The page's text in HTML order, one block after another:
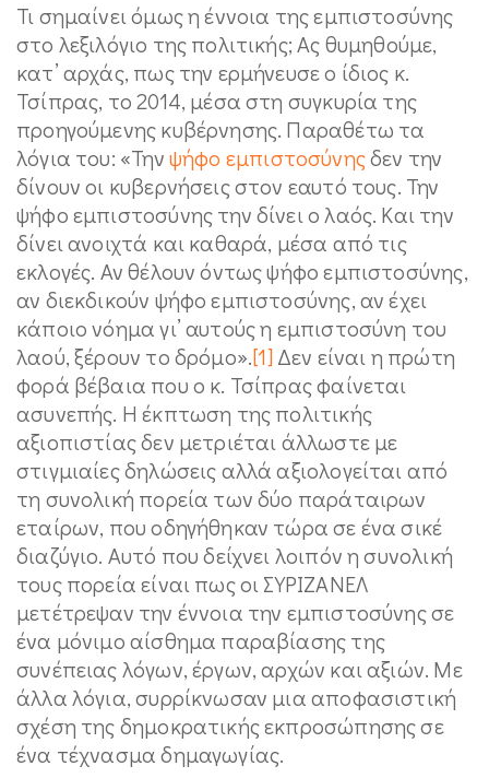
Τι σημαίνει όμως η έννοια της εμπιστοσύνης
στο λεξιλόγιο της πολιτικής; Ας θυμηθούμε,
κατ’ αρχάς, πως την ερμήνευσε ο ίδιος κ.
Τσίπρας, το 2014, μέσα στη συγκυρία της
προηγούμενης κυβέρνησης. Παραθέτω τα
λόγια του: «Τηνψήφο εμπιστοσύνηςδεν την
δίνουν οι κυβερνήσεις στον εαυτό τους. Την
ψήφο εμπιστοσύνης την δίνει ο λαός. Και την
δίνει ανοιχτά και καθαρά, μέσα από τις
εκλογές. Αν θέλουν όντως ψήφο εμπιστοσύνης,
αν διεκδικούν ψήφο εμπιστοσύνης, αν έχει
κάποιο νόημα γι’ αυτούς η εμπιστοσύνη του
λαού, ξέρουν το δρόμο».[1] Δεν είναι η πρώτη
φορά βέβαια που ο κ. Τσίπρας φαίνεται
ασυνεπής. Η έκπτωση της πολιτικής
αξιοπιστίας δεν μετριέται άλλωστε με
στιγμιαίες δηλώσεις αλλά αξιολογείται από
τη συνολική πορεία των δύο παράταιρων
εταίρων, που οδηγήθηκαν τώρα σε ένα σικέ
διαζύγιο. Αυτό που δείχνει λοιπόν η συνολική
τους πορεία είναι πως οι ΣΥΡΙΖΑΝΕΛ
μετέτρεψαν την έννοια την εμπιστοσύνης σε
ένα μόνιμο αίσθημα παραβίασης της
συνέπειας λόγων, έργων, αρχών και αξιών. Με
άλλα λόγια, συρρίκνωσαν μια αποφασιστική
σχέση της δημοκρατικής εκπροσώπησης σε
ένα τέχνασμα δημαγωγίας.